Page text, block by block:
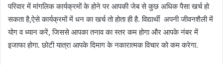
परिवार में मांगलिक कार्यक्रमों के होने पर आपकी जेब से कुछ अधिक पैसा खर्च हो
सकता है,ऐसे कार्यक्रमों में धन का खर्च तो होता ही है. विद्यार्थी अपनी जीवनशैली में
योग व ध्यान करें, जिससे आपका तनाव का स्तर कम होगा और आपके नंबर में
इजाफा होगा. छोटी यात्रा आपके दिमाग के नकारात्मक विचार को कम करेगा.